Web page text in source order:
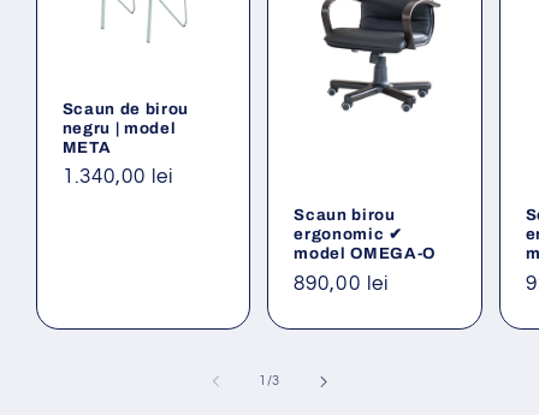
Scaun de birou
negru | model
META
Preț
1.340,00 lei
Scaun birou
ergonomic ✔
model OMEGA-O
Preț
890,00 lei
1 /din
3